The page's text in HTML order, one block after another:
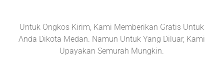
Untuk Ongkos Kirim, Kami Memberikan Gratis Untuk
Anda Dikota Medan. Namun Untuk Yang Diluar, Kami
Upayakan Semurah Mungkin.